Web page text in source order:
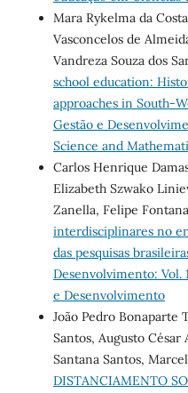
Mara Rykelma da
Vasconcelos de
Vandreza Souza dos
school education:
approaches in South-
Gestão e
Science and
Carlos Henrique
Elizabeth Szwako
Zanella, Felipe
interdisciplinares no
das pesquisas
Desenvolvimento: Vol.
e Desenvolvimento
João Pedro Bonaparte
Santos, Augusto César
Santana Santos,
DISTANCIAMENTO